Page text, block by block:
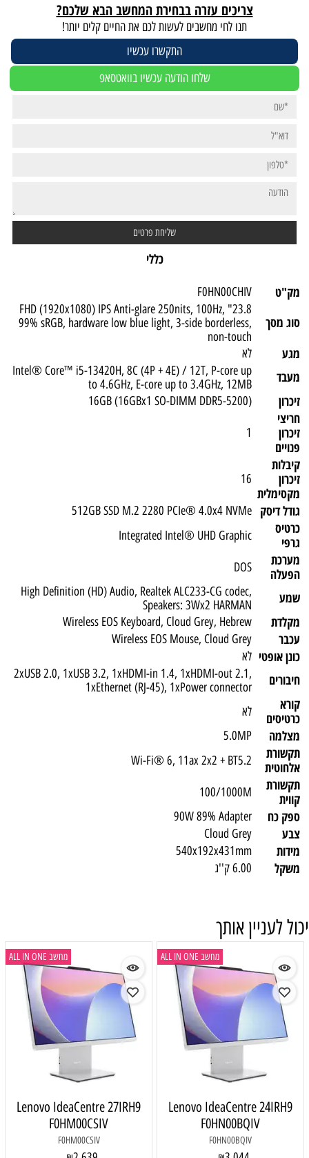
צריכים עזרה בבחירת המחשב הבא שלכם?
תנו לחי מחשבים לעשות לכם את החיים קלים יותר!
התקשרו עכשיו
שלחו הודעה עכשיו בוואטסאפ
כללי
מק"ט
F0HN00CHIV
סוג מסך
23.8" FHD (1920x1080) IPS Anti-glare 250nits, 100Hz,
99% sRGB, hardware low blue light, 3-side borderless,
non-touch
מגע לא
מעבד
Intel® Core™ i5-13420H, 8C (4P + 4E) / 12T, P-core up
to 4.6GHz, E-core up to 3.4GHz, 12MB
זיכרון (16GB (16GBx1 SO-DIMM DDR5-5200
חריצי
זיכרון
פנויים
1
קיבלות
זיכרון
מקסימלית
16
גודל דיסק 512GB SSD M.2 2280 PCIe® 4.0x4 NVMe
כרטיס
גרפי
Integrated Intel® UHD Graphic
מערכת
הפעלה
DOS
שמע
High Definition (HD) Audio, Realtek ALC233-CG codec,
Speakers: 3Wx2 HARMAN
מקלדת Wireless EOS Keyboard, Cloud Grey, Hebrew
עכבר Wireless EOS Mouse, Cloud Grey
כונן אופטי לא
חיבורים
2xUSB 2.0, 1xUSB 3.2, 1xHDMI-in 1.4, 1xHDMI-out 2.1,
1xEthernet (RJ-45), 1xPower connector
קורא
כרטיסים
לא
מצלמה 5.0MP
תקשורת
אלחוטית
Wi-Fi® 6, 11ax 2x2 + BT5.2
תקשורת
קווית
100/1000M
ספק כח 90W 89% Adapter
צבע Cloud Grey
מידות 540x192x431mm
משקל 6.00 ק''ג
יכול לעניין אותך
מחשב ALL IN ONE
Lenovo IdeaCentre 24IRH9
F0HN00BQIV
F0HN00BQIV
מחשב ALL IN ONE
Lenovo IdeaCentre 27IRH9
F0HM00CSIV
F0HM00CSIV